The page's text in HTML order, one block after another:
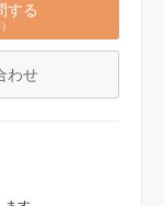
する
わせ